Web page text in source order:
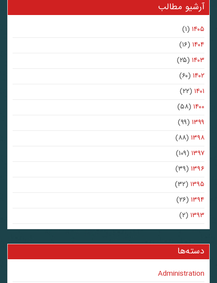
آرشیو مطالب
(۱)
(۱۶)
(۲۵)
(۶۰)
(۲۲)
(۵۸)
(۹۹)
۱۳۹۸(۸۸)
۱۳۹۷(۱۰۹)
۱۳۹۶(۳۹)
۱۳۹۵(۳۲)
۱۳۹۴(۲۶)
۱۳۹۳(۲)
دسته‌ها
Administration